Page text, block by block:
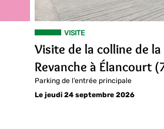
VISITE
Visite de la colline de la
Revanche à Élancourt
Parking de l’entrée principale
Le jeudi 24 septembre 2026